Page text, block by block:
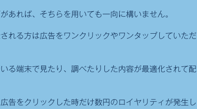
あれば、そちらを用いても一向に構いません。
れる方は広告をワンクリックやワンタップしていただ
る端末で見たり、調べたりした内容が最適化されて配
告をクリックした時だけ数円のロイヤリティが発生し